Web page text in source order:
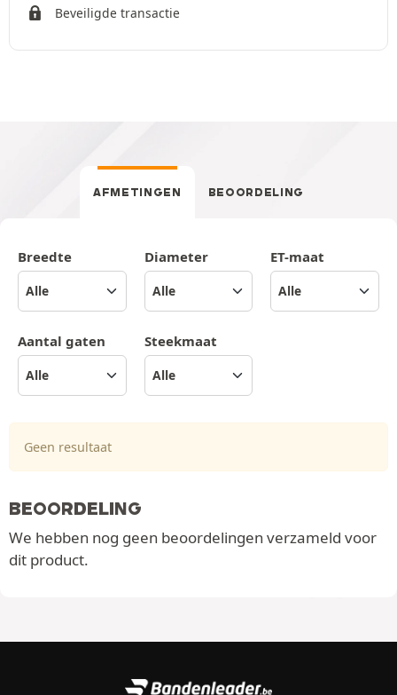
Beveiligde transactie
AFMETINGEN BEOORDELING
Breedte Diameter ET-maat
Aantal gaten Steekmaat
Geen resultaat
BEOORDELING
We hebben nog geen beoordelingen verzameld voor
dit product.